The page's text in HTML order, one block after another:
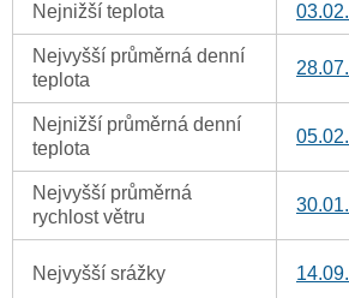
Nejnižší teplota
Nejvyšší průměrná denní
teplota
Nejnižší průměrná denní
teplota
Nejvyšší průměrná
rychlost větru
Nejvyšší srážky